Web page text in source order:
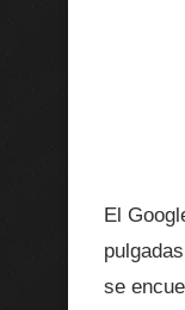
El
se